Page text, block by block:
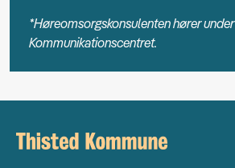
*Høreomsorgskonsulenten hører under
Kommunikationscentret.